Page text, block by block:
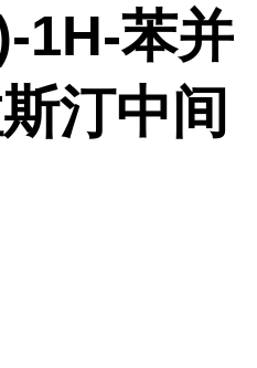
1H-苯并
汀中间